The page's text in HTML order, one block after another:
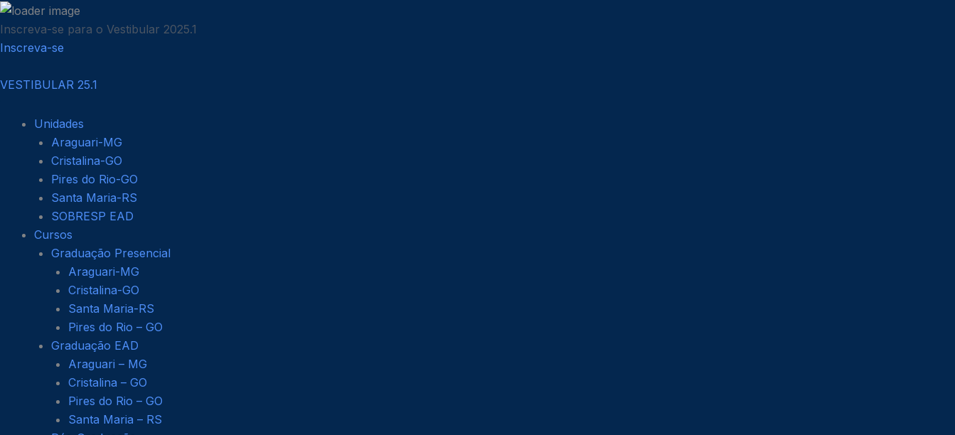
Ir
para
o
Inscreva-se para o Vestibular 2025.1
Inscreva-se
VESTIBULAR 25.1
Unidades
Araguari-MG
Cristalina-GO
Pires do Rio-GO
Santa Maria-RS
SOBRESP EAD
Cursos
Graduação Presencial
Araguari-MG
Cristalina-GO
Santa Maria-RS
Pires do Rio – GO
Graduação EAD
Araguari – MG
Cristalina – GO
Pires do Rio – GO
Santa Maria – RS